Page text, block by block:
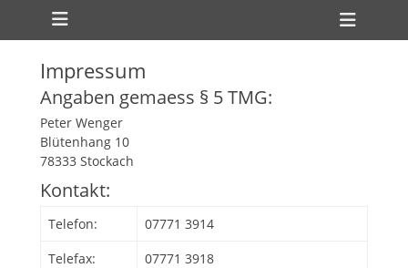
Primäres Menü
Zum
Inhalt
Impressum
Angaben gemaess § 5 TMG:
Peter Wenger
Blütenhang 10
78333 Stockach
Kontakt:
Telefon:
07771 3914
Telefax:
07771 3918